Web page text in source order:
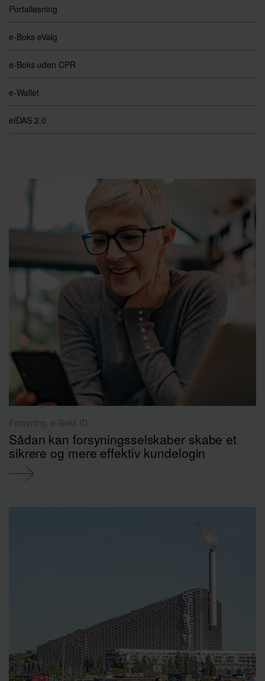
Portalløsning
e-Boks eValg
e-Boks uden CPR
e-Wallet
eIDAS 2.0
Forsyning, e-Boks ID
Sådan kan forsyningsselskaber skabe et
sikrere og mere effektiv kundelogin